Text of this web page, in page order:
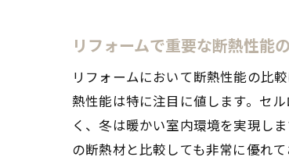
リフォームで重要な断熱性能
リフォームにおいて断熱性能の比
熱性能は特に注目に値します。セ
く、冬は暖かい室内環境を実現し
の断熱材と比較しても非常に優れ